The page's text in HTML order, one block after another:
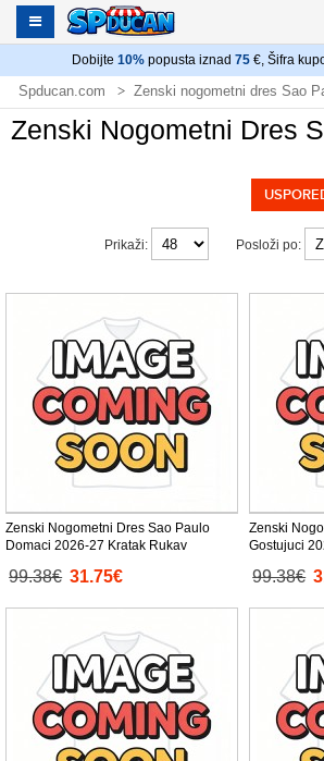
Dobijte 10% popusta iznad 75 €, Šifra
Spducan.com Zenski nogometni dres Sao
Zenski Nogometni Dres
Posloži po:
Prikaži:
Zenski Nogometni Dres Sao Paulo
Domaci 2026-27 Kratak Rukav
99.38€ 31.75€
Zenski
Gostujuci
99.38€